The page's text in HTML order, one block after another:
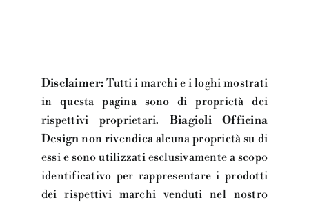
Disclaimer: Tutti i marchi e i loghi mostrati
in questa pagina sono di proprietà dei
rispettivi proprietari. Biagioli Officina
Design non rivendica alcuna proprietà su di
essi e sono utilizzati esclusivamente a scopo
identificativo per rappresentare i prodotti
dei rispettivi marchi venduti nel nostro